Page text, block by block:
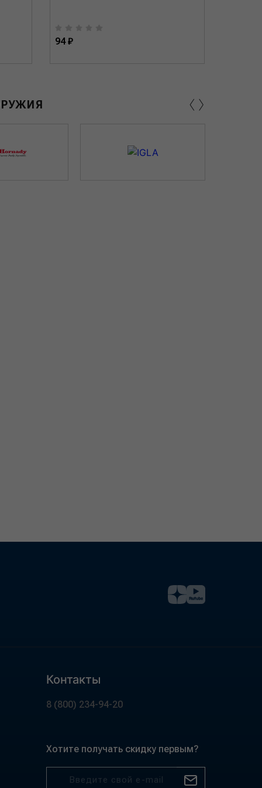
94 ₽
‹›
Контакты
8 (800) 234-94-20
Хотите получать скидку первым?